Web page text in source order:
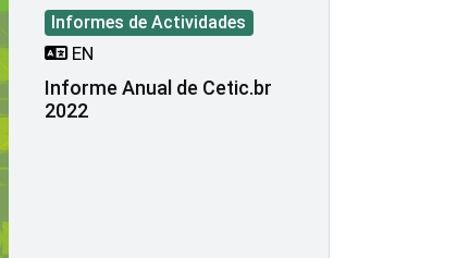
Informes de Actividades
EN
Informe Anual de Cetic.br
2022